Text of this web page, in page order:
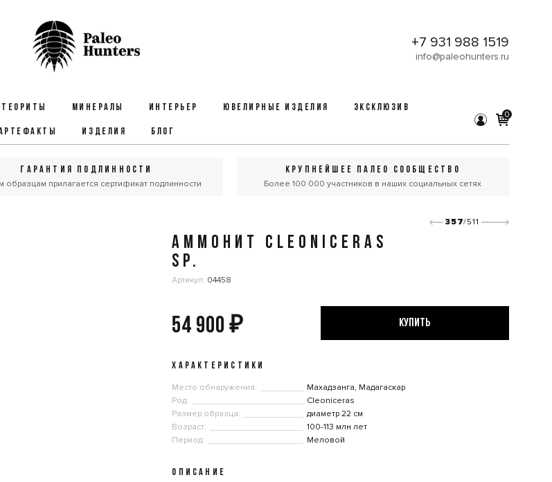
+7 931 988 1519
info@paleohunters.ru
МИНЕРАЛЫ ИНТЕРЬЕР ЮВЕЛИРНЫЕ ИЗДЕЛИЯ ЭКСКЛЮЗИВ
ИЗДЕЛИЯ БЛОГ
0
ГАРАНТИЯ ПОДЛИННОСТИ
образцам прилагается сертификат подлинности
КРУПНЕЙШЕЕ ПАЛЕО СООБЩЕСТВО
Более 100 000 участников в наших социальных сетях
357/511
АММОНИТ CLEONICERAS
SP.
Артикул: 04458
54 900₽ КУПИТЬ
ХАРАКТЕРИСТИКИ
Место обнаружения:
Махадзанга, Мадагаскар
Род:
Cleoniceras
Размер образца:
диаметр 22 см
Возраст:
100-113 млн лет
Период:
Меловой
ОПИСАНИЕ